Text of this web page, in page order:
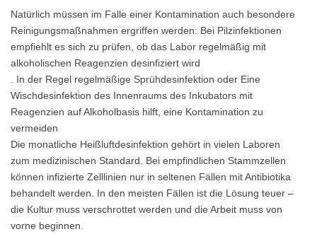
Natürlich müssen im Falle einer Kontamination auch besondere
Reinigungsmaßnahmen ergriffen werden: Bei Pilzinfektionen
empfiehlt es sich zu prüfen, ob das Labor regelmäßig mit
alkoholischen Reagenzien desinfiziert wird
. In der Regel regelmäßige Sprühdesinfektion oder Eine
Wischdesinfektion des Innenraums des Inkubators mit
Reagenzien auf Alkoholbasis hilft, eine Kontamination zu
vermeiden
Die monatliche Heißluftdesinfektion gehört in vielen Laboren
zum medizinischen Standard. Bei empfindlichen Stammzellen
können infizierte Zelllinien nur in seltenen Fällen mit Antibiotika
behandelt werden. In den meisten Fällen ist die Lösung teuer –
die Kultur muss verschrottet werden und die Arbeit muss von
vorne beginnen.